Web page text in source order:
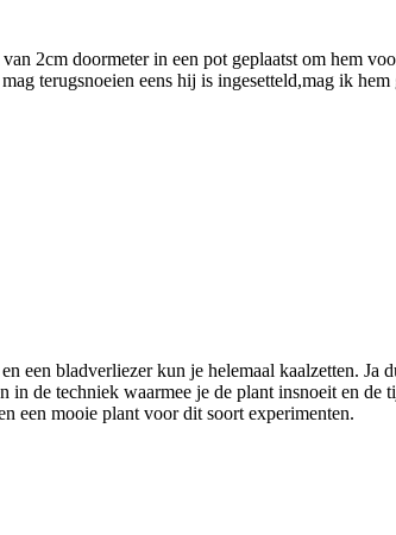
2cm doormeter in een pot geplaatst om hem
terugsnoeien eens hij is ingesetteld,mag ik
een bladverliezer kun je helemaal kaalzetten. Ja
in de techniek waarmee je de plant insnoeit en
een mooie plant voor dit soort experimenten.